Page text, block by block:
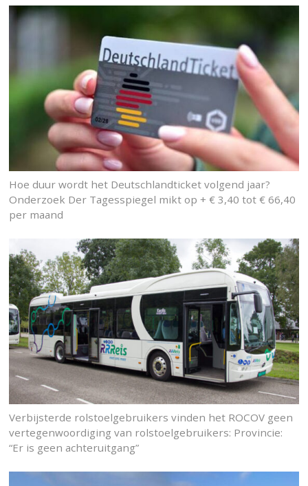
Hoe duur wordt het Deutschlandticket volgend jaar?
Onderzoek Der Tagesspiegel mikt op + € 3,40 tot € 66,40
per maand
Verbijsterde rolstoelgebruikers vinden het ROCOV geen
vertegenwoordiging van rolstoelgebruikers: Provincie:
“Er is geen achteruitgang”